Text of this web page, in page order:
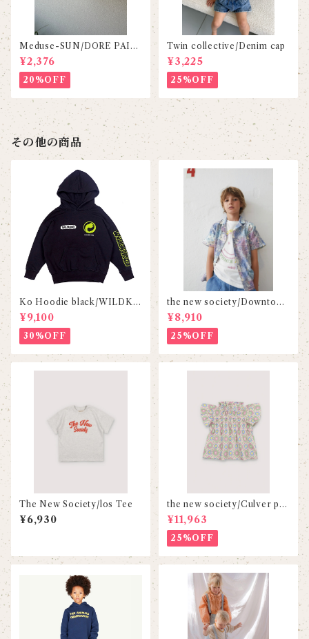
Meduse-SUN/DORE PAIL
LETE
¥2,376
20%OFF
Twin collective/Denim cap
¥3,225
25%OFF
その他の商品
Ko Hoodie black/WILDKI
ND
¥9,100
30%OFF
the new society/Downtown
shirt
¥8,910
25%OFF
The New Society/los Tee
¥6,930
the new society/Culver pri
nt blouse
¥11,963
25%OFF